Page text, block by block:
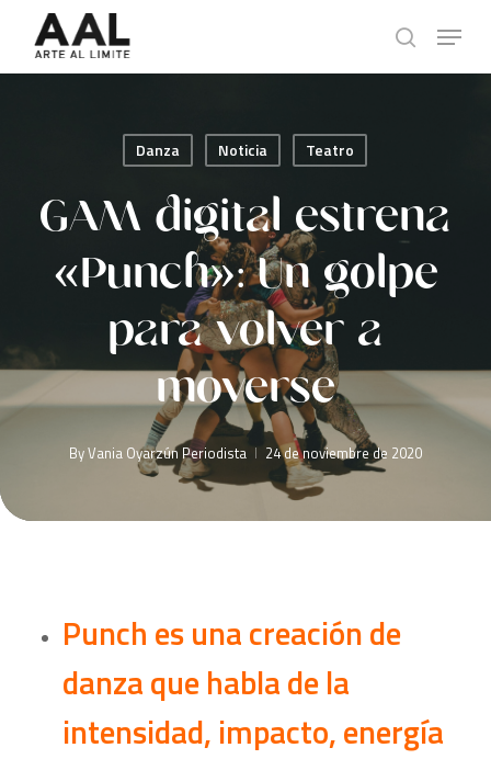
main
search
Menu
Danza Noticia Teatro
GAM digital estrena
«Punch»: Un golpe
para volver a
moverse
ByVania Oyarzún Periodista 24 de noviembre de 2020
Punch es una creación de
danza que habla de la
intensidad, impacto, energía